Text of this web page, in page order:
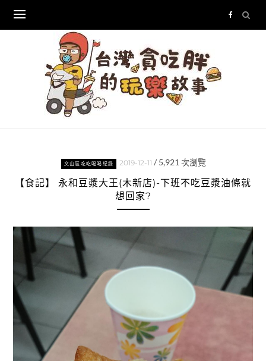
content
文山區吃吃喝喝紀錄 2019-12-11 / 5,921 次瀏覽
【食記】 永和豆漿大王(木新店)-下班不吃豆漿油條就
想回家?